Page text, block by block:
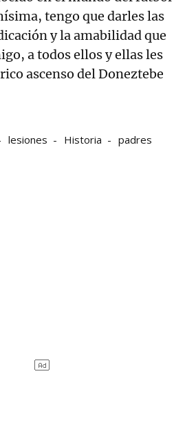
tengo que darles las
y la amabilidad que
a todos ellos y ellas les
ascenso del Doneztebe
lesiones Historia padres